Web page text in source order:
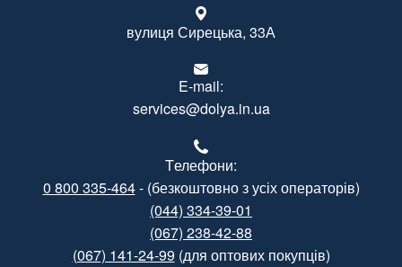
вулиця Сирецька, 33А
E-mail:
services@dolya.in.ua
Tелефони:
0 800 335-464- (безкоштовно з усіх операторів)
(044) 334-39-01
(067) 238-42-88
(067) 141-24-99 (для оптових покупців)